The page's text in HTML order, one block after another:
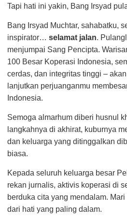
Tapi hati ini yakin, Bang Irsyad
Bang Irsyad Muchtar, sahabatku,
inspirator… selamat jalan.
menjumpai Sang Pencipta.
100 Besar Koperasi Indonesia,
cerdas, dan integritas tinggi –
lanjutkan perjuanganmu
Indonesia.
Semoga almarhum diberi husnul
langkahnya di akhirat, kuburnya
dan keluarga yang ditinggalkan
biasa.
Kepada seluruh keluarga besar
rekan jurnalis, aktivis koperasi di
berduka cita yang mendalam.
dari hati yang paling dalam.